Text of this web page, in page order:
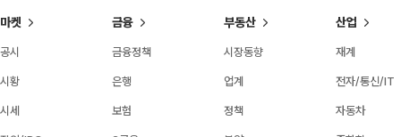
마켓
공시
시황
시세
금융
금융정책
은행
보험
부동산
시장동향
업계
정책
산업
재계
전자/통신/IT
자동차